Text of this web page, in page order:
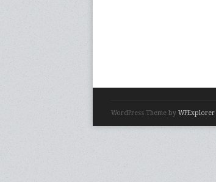
WordPress Theme by WPExplorer